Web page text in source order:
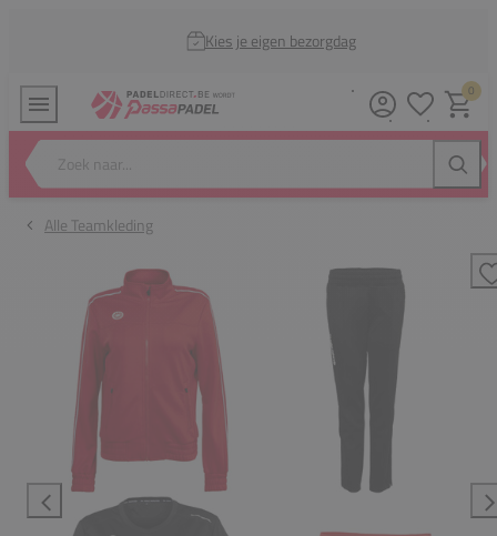
Kies je eigen bezorgdag
Zoek naar...
0
Alle Teamkleding